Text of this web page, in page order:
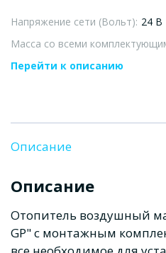
Напряжение сети (Вольт): 24 В
Масса со всеми
Перейти к описанию
Описание
Описание
Отопитель воздушный
GP" с монтажным